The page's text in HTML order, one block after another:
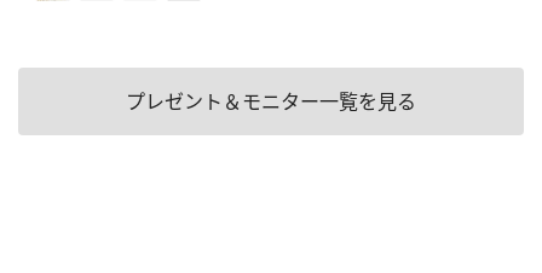
プレゼント＆モニター一覧を見る